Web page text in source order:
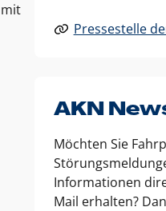
Pressestelle
AKN
Möchten Sie
Informationen
Mail erhalten?